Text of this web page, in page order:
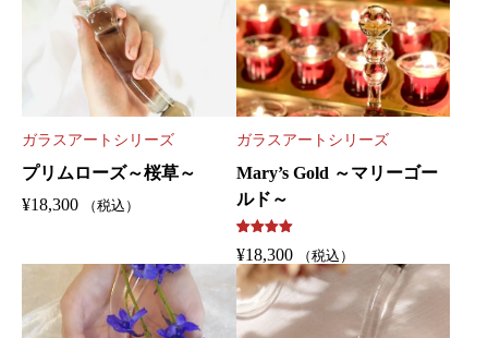
ガラスアートシリーズ
プリムローズ～桜草～
¥18,300 （税込）
ガラスアートシリーズ
Mary’s Gold ～マリーゴー
ルド～
評価に基づ
く5段階評
価のうち、
5.00点
¥18,300 （税込）